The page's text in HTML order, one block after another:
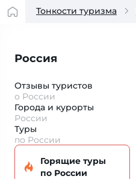
Тонкости туризма
Россия
Отзывы туристов
о России
Города и курорты
России
Туры
по России
Горящие туры
по России